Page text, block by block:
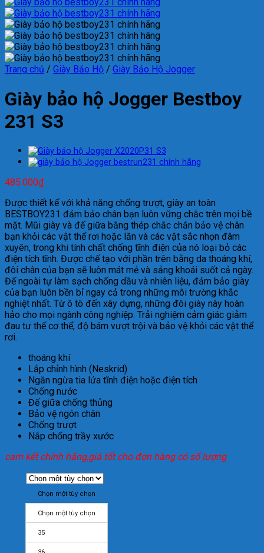
Trang chủ / Giày Bảo Hộ / Giày Bảo Hộ Jogger
Giày bảo hộ Jogger Bestboy
231 S3
485.000₫
Được thiết kế với khả năng chống trượt, giày an toàn
BESTBOY231 đảm bảo chân bạn luôn vững chắc trên mọi bề
mặt. Mũi giày và đế giữa bằng thép chắc chắn bảo vệ chân
bạn khỏi các vật thể rơi hoặc lăn và các vật sắc nhọn đâm
xuyên, trong khi tính chất chống tĩnh điện của nó loại bỏ các
điện tích tĩnh. Được chế tạo với phần trên bằng da thoáng khí,
đôi chân của bạn sẽ luôn mát mẻ và sảng khoái suốt cả ngày.
Đế ngoài tự làm sạch chống dầu và nhiên liệu, đảm bảo giày
của bạn luôn bền bỉ ngay cả trong những môi trường khắc
nghiệt nhất. Từ ô tô đến xây dựng, những đôi giày này hoàn
hảo cho mọi ngành công nghiệp. Trải nghiệm cảm giác giảm
đau tư thế cơ thể, độ bám vượt trội và bảo vệ khỏi các vật thể
rơi.
thoáng khí
Lắp chỉnh hình (Neskrid)
Ngăn ngừa tia lửa tĩnh điện hoặc điện tích
Chống nước
Đế giữa chống thủng
Bảo vệ ngón chân
Chống trượt
Nắp chống trầy xước
cam kết chính hãng,giá tốt cho đơn hàng có số lượng
Chọn một tùy chọn
Chọn một tùy chọn
35